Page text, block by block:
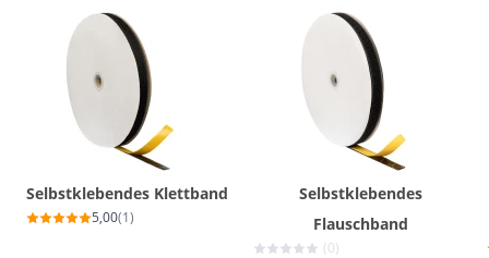
Selbstklebendes Klettband
5,00(1)
Selbstklebendes
Flauschband
(0)